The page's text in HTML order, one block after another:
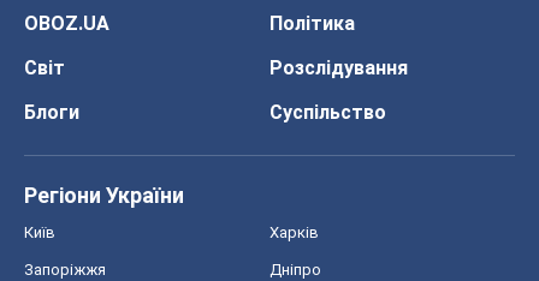
OBOZ.UA
Політика
Світ
Розслідування
Блоги
Суспільство
Регіони України
Київ Харків
Запоріжжя Дніпро